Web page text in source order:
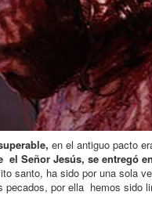
en el antiguo pacto
el Señor Jesús, se entregó
santo, ha sido por una sola
pecados, por ella hemos sido